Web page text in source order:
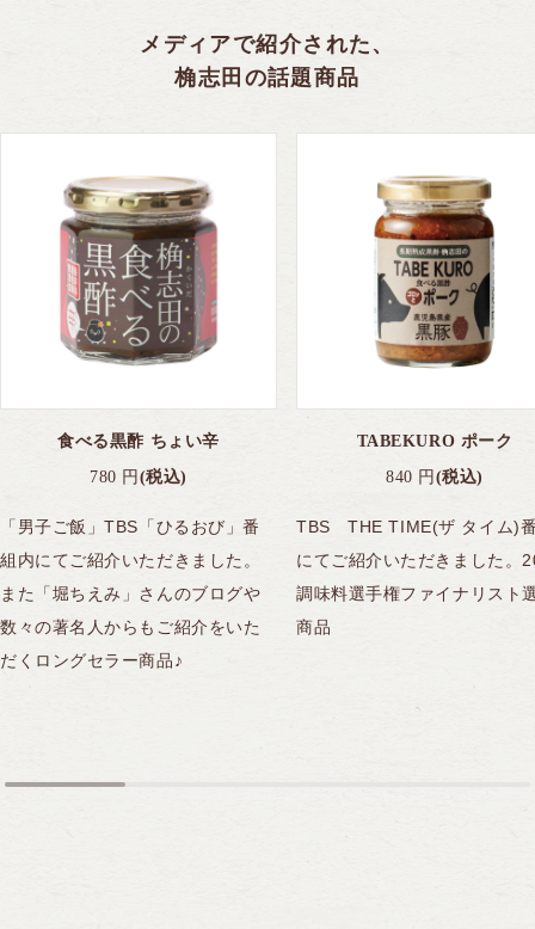
メディアで紹介された、
桷志田の話題商品
食べる黒酢 ちょい辛
780 円 (税込)
「男子ご飯」TBS「ひるおび」番
組内にてご紹介いただきました。
また「堀ちえみ」さんのブログや
数々の著名人からもご紹介をいた
だくロングセラー商品♪
TABEKURO ポーク
840 円 (税込)
TBS THE TIME(ザ タイム)
にてご紹介いただきました。
調味料選手権ファイナリスト
商品